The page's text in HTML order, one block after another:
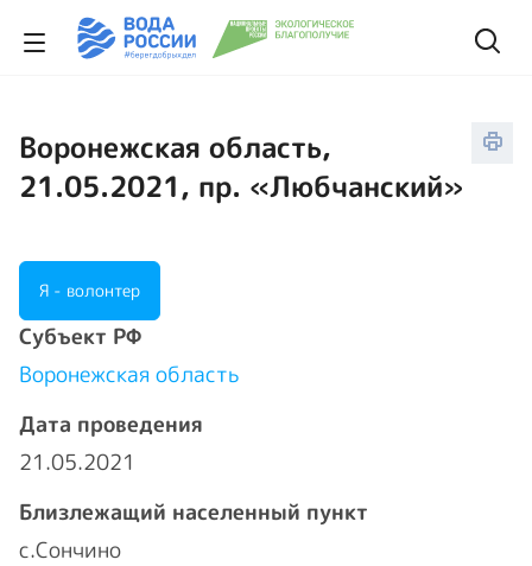
Воронежская область,
21.05.2021, пр. «Любчанский»
Я - волонтер
Cубъект РФ
Воронежская область
Дата проведения
21.05.2021
Близлежащий населенный пункт
с.Сончино